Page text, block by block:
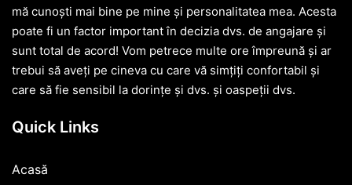
mă cunoști mai bine pe mine și personalitatea mea. Acesta
poate fi un factor important în decizia dvs. de angajare și
sunt total de acord! Vom petrece multe ore împreună și ar
trebui să aveți pe cineva cu care vă simțiți confortabil și
care să fie sensibil la dorințe și dvs. și oaspeții dvs.
Quick Links
Acasă